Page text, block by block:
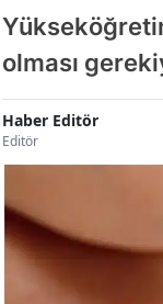
olması
Haber Editör
Editör